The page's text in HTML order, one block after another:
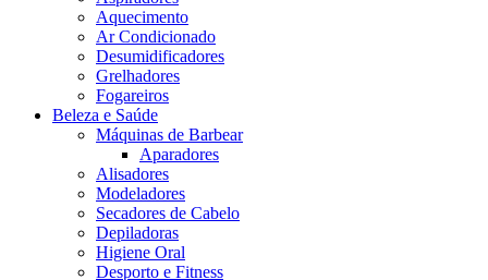
Aquecimento
Ar Condicionado
Desumidificadores
Grelhadores
Fogareiros
Beleza e Saúde
Máquinas de Barbear
Aparadores
Alisadores
Modeladores
Secadores de Cabelo
Depiladoras
Higiene Oral
Desporto e Fitness